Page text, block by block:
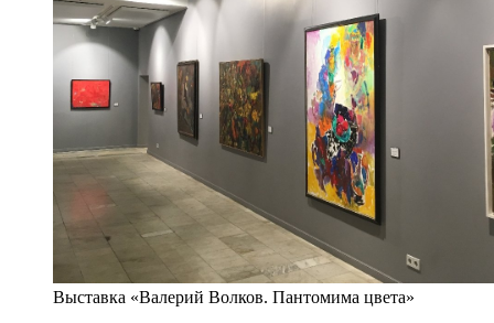
Выставка «Валерий Волков. Пантомима цвета»